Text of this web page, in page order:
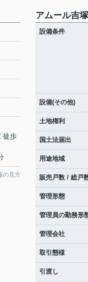
徒歩
の見方
アムール吉
設備条件
設備(その他)
土地権利
国土法届出
用途地域
販売戸数 / 総戸
管理形態
管理員の勤務形
管理会社
取引態様
引渡し